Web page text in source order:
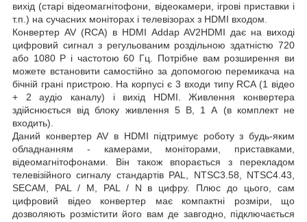
вихід (старі відеомагнітофони, відеокамери, ігрові приставки і
т.п.) на сучасних моніторах і телевізорах з HDMI входом.
Конвертер AV (RCA) в HDMI Addap AV2HDMI дає на виході
цифровий сигнал з регульованим роздільною здатністю 720
або 1080 Р і частотою 60 Гц. Потрібне вам розширення ви
можете встановити самостійно за допомогою перемикача на
бічній грані пристрою. На корпусі є 3 входи типу RCA (1 відео
+ 2 аудіо каналу) і вихід HDMI. Живлення конвертера
здійснюється від блоку живлення 5 В, 1 А (в комплект не
входить).
Даний конвертер AV в HDMI підтримує роботу з будь-яким
обладнанням - камерами, моніторами, приставками,
відеомагнітофонами. Він також впорається з перекладом
телевізійного сигналу стандартів PAL, NTSC3.58, NTSC4.43,
SECAM, PAL / M, PAL / N в цифру. Плюс до цього, сам
цифровий відео конвертер має компактні розміри, що
дозволяють розмістити його вам де завгодно, підключається